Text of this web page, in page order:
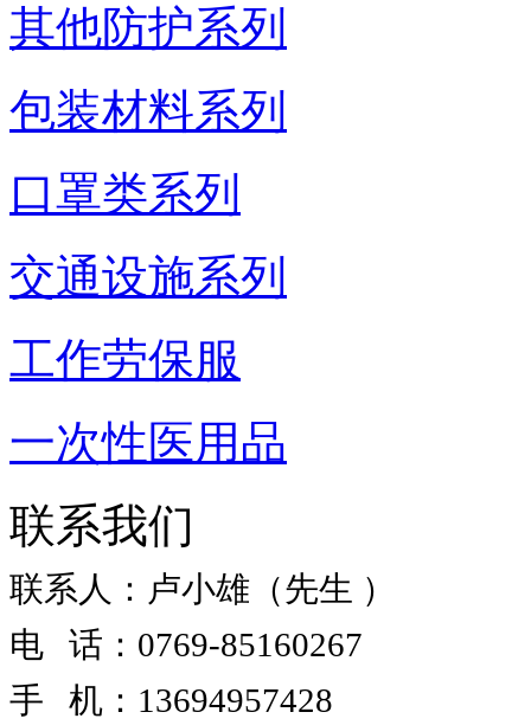
其他防护系列
包装材料系列
口罩类系列
交通设施系列
工作劳保服
一次性医用品
联系我们
联系人：卢小雄（先生 ）
电 话：0769-85160267
手 机：13694957428